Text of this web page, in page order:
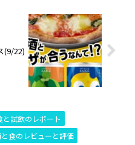
(9/22)
試飲のレポート
食のレビューと評価